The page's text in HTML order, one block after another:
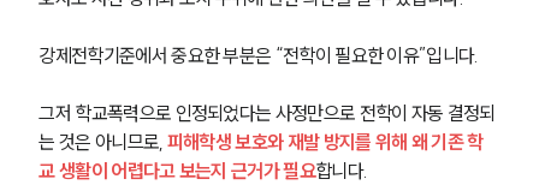
강제전학기준에서 중요한 부분은 “전학이 필요한 이유”입니다.
그저 학교폭력으로 인정되었다는 사정만으로 전학이 자동 결정되
는 것은 아니므로, 피해학생 보호와 재발 방지를 위해 왜 기존 학
교 생활이 어렵다고 보는지 근거가 필요합니다.